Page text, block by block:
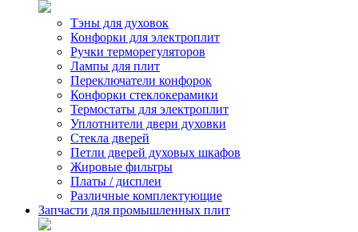
Тэны для духовок
Конфорки для электроплит
Ручки терморегуляторов
Лампы для плит
Переключатели конфорок
Конфорки стеклокерамики
Термостаты для электроплит
Уплотнители двери духовки
Стекла дверей
Петли дверей духовых шкафов
Жировые фильтры
Платы / дисплеи
Различные комплектующие
Запчасти для промышленных плит